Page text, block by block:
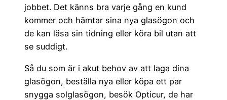
jobbet. Det känns bra varje gång en kund
kommer och hämtar sina nya glasögon och
de kan läsa sin tidning eller köra bil utan att
se suddigt.
Så du som är i akut behov av att laga dina
glasögon, beställa nya eller köpa ett par
snygga solglasögon, besök Opticur, de har